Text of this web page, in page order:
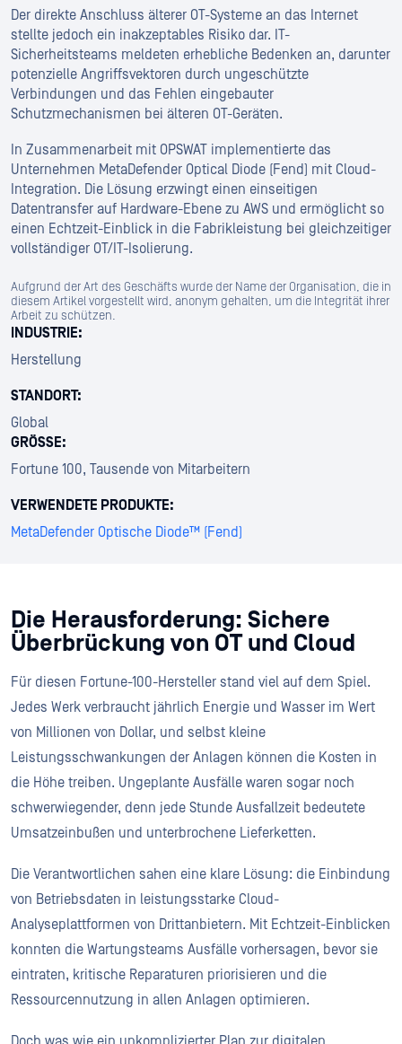
Der direkte Anschluss älterer OT-Systeme an das Internet
stellte jedoch ein inakzeptables Risiko dar. IT-
Sicherheitsteams meldeten erhebliche Bedenken an, darunter
potenzielle Angriffsvektoren durch ungeschützte
Verbindungen und das Fehlen eingebauter
Schutzmechanismen bei älteren OT-Geräten.
In Zusammenarbeit mit OPSWAT implementierte das
Unternehmen MetaDefender Optical Diode (Fend) mit Cloud-
Integration. Die Lösung erzwingt einen einseitigen
Datentransfer auf Hardware-Ebene zu AWS und ermöglicht so
einen Echtzeit-Einblick in die Fabrikleistung bei gleichzeitiger
vollständiger OT/IT-Isolierung.
Aufgrund der Art des Geschäfts wurde der Name der Organisation, die in
diesem Artikel vorgestellt wird, anonym gehalten, um die Integrität ihrer
Arbeit zu schützen.
INDUSTRIE:
Herstellung
STANDORT:
Global
GRÖSSE:
Fortune 100, Tausende von Mitarbeitern
VERWENDETE PRODUKTE:
MetaDefender Optische Diode™ (Fend)
Die Herausforderung: Sichere
Überbrückung von OT und Cloud
Für diesen Fortune-100-Hersteller stand viel auf dem Spiel.
Jedes Werk verbraucht jährlich Energie und Wasser im Wert
von Millionen von Dollar, und selbst kleine
Leistungsschwankungen der Anlagen können die Kosten in
die Höhe treiben. Ungeplante Ausfälle waren sogar noch
schwerwiegender, denn jede Stunde Ausfallzeit bedeutete
Umsatzeinbußen und unterbrochene Lieferketten.
Die Verantwortlichen sahen eine klare Lösung: die Einbindung
von Betriebsdaten in leistungsstarke Cloud-
Analyseplattformen von Drittanbietern. Mit Echtzeit-Einblicken
konnten die Wartungsteams Ausfälle vorhersagen, bevor sie
eintraten, kritische Reparaturen priorisieren und die
Ressourcennutzung in allen Anlagen optimieren.